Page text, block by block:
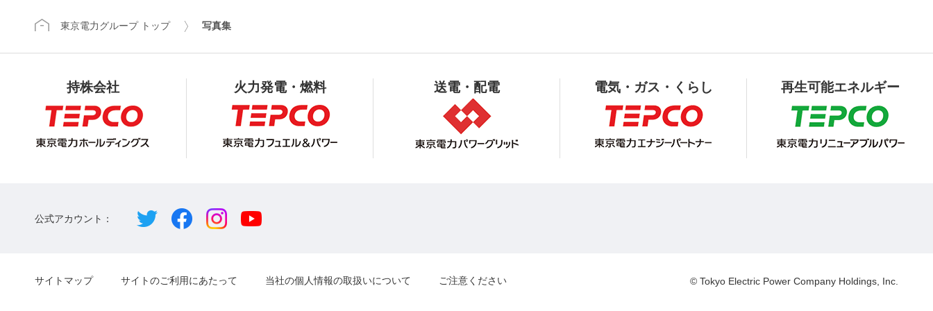
東京電力グループ トップ 写真集
持株会社 火力発電・燃料 送電・配電 電気・ガス・くらし 再生可能エネルギー
公式アカウント：
サイトマップ サイトのご利用にあたって 当社の個人情報の取扱いについて ご注意ください © Tokyo Electric Power Company Holdings, Inc.